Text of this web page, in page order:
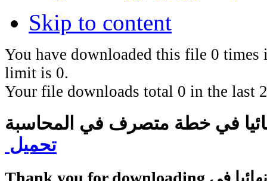
Skip to content
You have downloaded this file 0 times
limit is 0.
Your file downloads total 0 in the last
في خطة متصرف في المحاسبة
تحميل